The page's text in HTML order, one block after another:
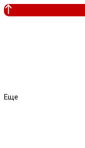
Еще